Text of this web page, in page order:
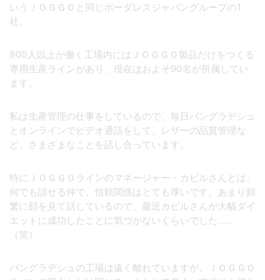
いうＪＯＧＧＯと同じボーダレスジャパングループの1
社。
800人以上が働く工場内にはＪＯＧＧＯ製品だけをつくる
専用生産ラインがあり、現在はおよそ90名が所属してい
ます。
私は生産管理の仕事をしているので、毎日バングラデシュ
とオンラインでビデオ通話をして、レザーの品質管理な
ど、さまざまなことを話し合っています。
特にＪＯＧＧＯラインのマネージャー・カビルさんとは、
何でも話せる仲で、信頼関係はとても厚いです。あまり頻
繁に顔を見て話しているので、最近カビルさんが大幅ダイ
エットに成功したことに気づかないくらいでした……
（笑）
バングラデシュの工場は遠く離れていますが、ＪＯＧＧＯ